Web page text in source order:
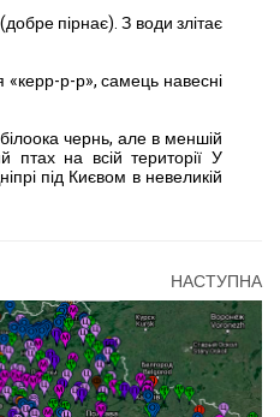
пірнає). З води злітає
р-р», самець навесні
чернь, але в меншій
птах на всій території У
під Києвом в невеликій
НАСТУПНА